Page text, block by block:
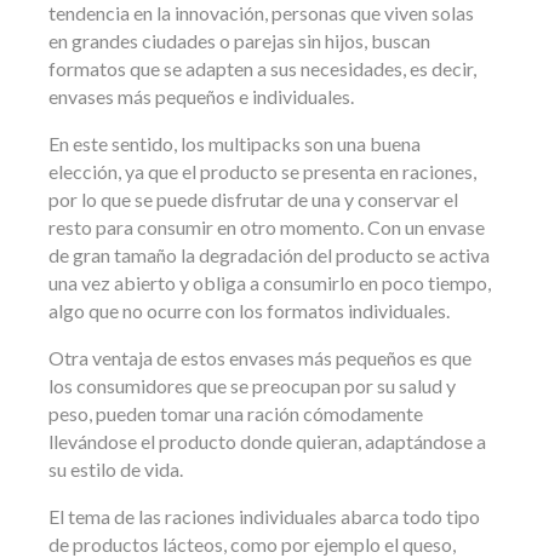
tendencia en la innovación, personas que viven solas
en grandes ciudades o parejas sin hijos, buscan
formatos que se adapten a sus necesidades, es decir,
envases más pequeños e individuales.
En este sentido, los multipacks son una buena
elección, ya que el producto se presenta en raciones,
por lo que se puede disfrutar de una y conservar el
resto para consumir en otro momento. Con un envase
de gran tamaño la degradación del producto se activa
una vez abierto y obliga a consumirlo en poco tiempo,
algo que no ocurre con los formatos individuales.
Otra ventaja de estos envases más pequeños es que
los consumidores que se preocupan por su salud y
peso, pueden tomar una ración cómodamente
llevándose el producto donde quieran, adaptándose a
su estilo de vida.
El tema de las raciones individuales abarca todo tipo
de productos lácteos, como por ejemplo el queso,